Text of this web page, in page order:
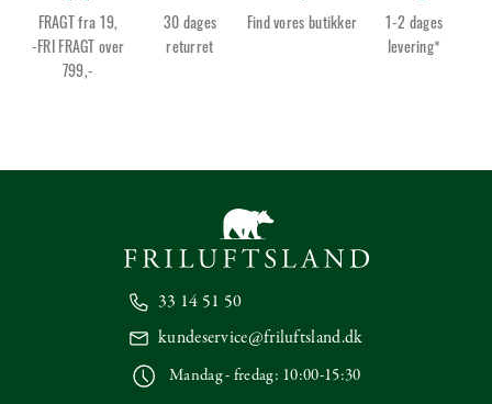
FRAGT fra 19,
-FRI FRAGT over
799,-
30 dages
returret
Find vores butikker
1-2 dages
levering*
33 14 51 50
kundeservice@friluftsland.dk
Mandag - fredag: 10:00-15:30